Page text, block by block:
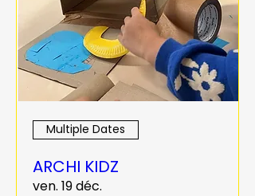
Multiple Dates
ARCHI KIDZ
ven. 19 déc.